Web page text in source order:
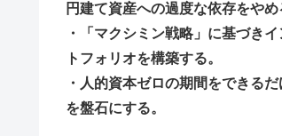
円建て資産への過度な依存をやめ
・「マクシミン戦略」に基づき
トフォリオを構築する。
・人的資本ゼロの期間をできる
を盤石にする。